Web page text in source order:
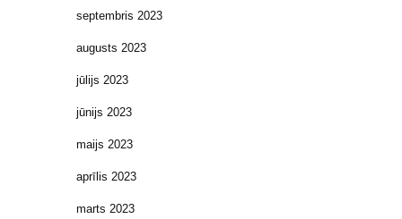
septembris 2023
augusts 2023
jūlijs 2023
jūnijs 2023
maijs 2023
aprīlis 2023
marts 2023